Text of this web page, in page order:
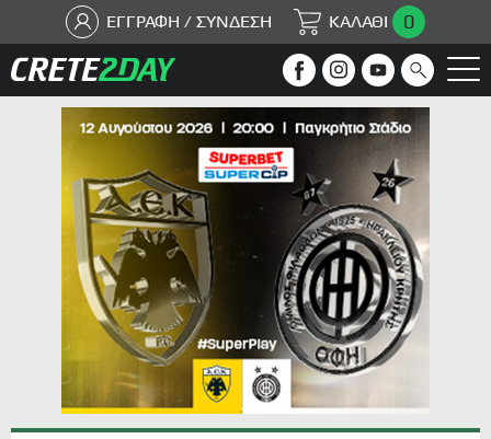
ΕΓΓΡΑΦΗ / ΣΥΝΔΕΣΗ ΚΑΛΑΘΙ 0